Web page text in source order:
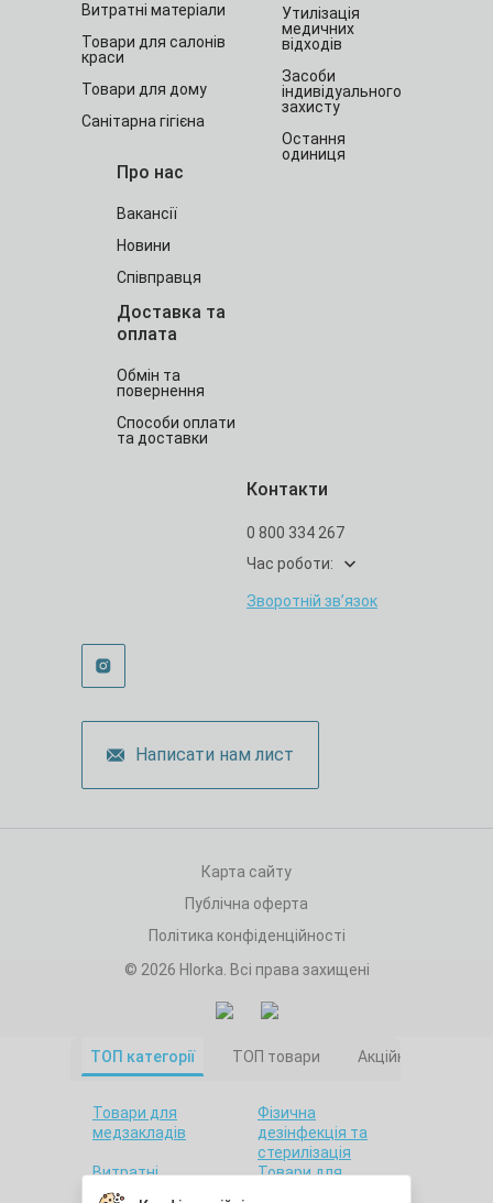
Написати нам лист
Витратні матеріали
Товари для салонів
краси
Товари для дому
Санітарна гігієна
Утилізація
медичних
відходів
Засоби
індивідуального
захисту
Остання
одиниця
Про нас
Вакансії
Новини
Співправця
Доставка та
оплата
Обмін та
повернення
Способи оплати
та доставки
Контакти
0 800 334 267
Час роботи:
Зворотній зв’язок
Карта сайту
Публічна оферта
Політика конфіденційності
© 2026 Hlorka. Всі права захищені
ТОП категорії ТОП товари Акційні товари
Товари для
медзакладів
Фізична
дезінфекція та
стерилізація
Витратні
матеріали
Товари для